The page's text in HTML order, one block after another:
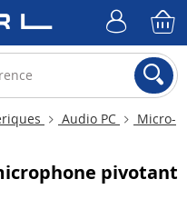
Audio PC
Micro-
pivotant